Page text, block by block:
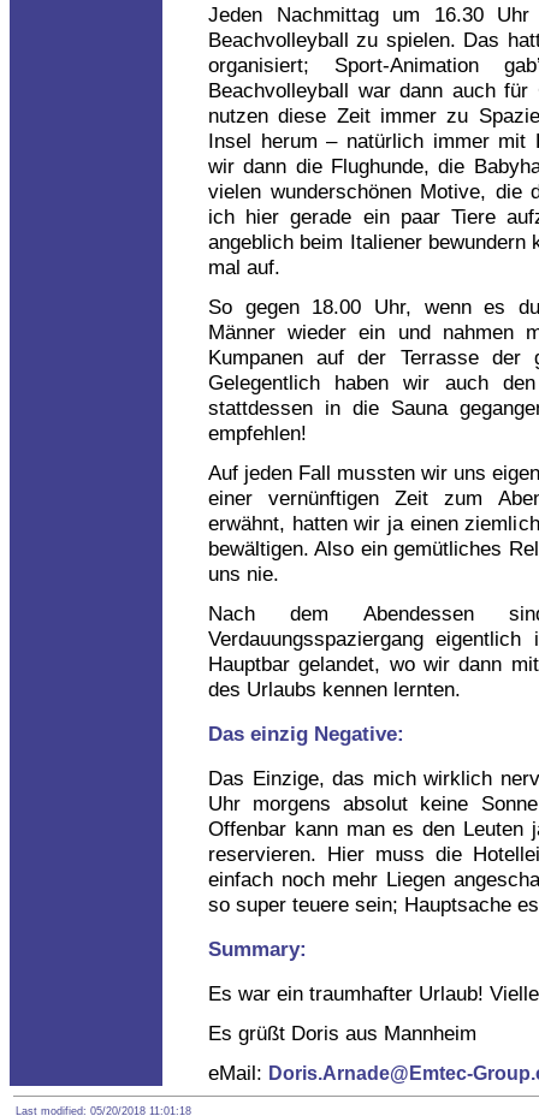
Jeden Nachmittag um 16.30
Beachvolleyball zu spielen. Das
organisiert; Sport-Animation
Beachvolleyball war dann auch
nutzen diese Zeit immer zu
Insel herum – natürlich immer mit
wir dann die Flughunde, die
vielen wunderschönen Motive,
ich hier gerade ein paar Tiere
angeblich beim Italiener
mal auf.
So gegen 18.00 Uhr, wenn es
Männer wieder ein und nahmen
Kumpanen auf der Terrasse der
Gelegentlich haben wir auch
stattdessen in die Sauna
empfehlen!
Auf jeden Fall mussten wir uns
einer vernünftigen Zeit zum
erwähnt, hatten wir ja einen
bewältigen. Also ein gemütliches
uns nie.
Nach dem Abendessen
Verdauungsspaziergang
Hauptbar gelandet, wo wir dann
des Urlaubs kennen lernten.
Das einzig Negative:
Das Einzige, das mich wirklich
Uhr morgens absolut keine
Offenbar kann man es den Leuten
reservieren. Hier muss die
einfach noch mehr Liegen
so super teuere sein; Hauptsache
Summary:
Es war ein traumhafter Urlaub!
Es grüßt Doris aus Mannheim
eMail: Doris.Arnade@Emtec-
Last modified: 05/20/2018 11:01:18